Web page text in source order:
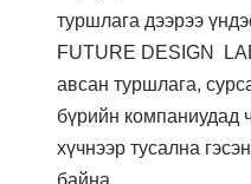
туршлага дээрээ
FUTURE DESIGN
авсан туршлага,
бүрийн компаниудад
хүчнээр тусална
байна.